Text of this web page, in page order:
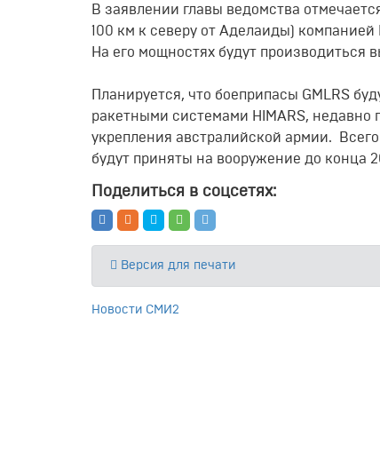
В заявлении главы ведомства
100 км к северу от Аделаиды)
На его мощностях будут производиться
Планируется, что боеприпасы GMLRS
ракетными системами HIMARS,
укрепления австралийской армии.
будут приняты на вооружение до конца
Поделиться в соцсетях:
Версия для печати
Новости СМИ2